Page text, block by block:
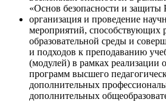
«Основ безопасности и защиты
организация и проведение
мероприятий, способствующих
образовательной среды и
и подходов к преподаванию
(модулей) в рамках реализации
программ высшего
дополнительных
дополнительных